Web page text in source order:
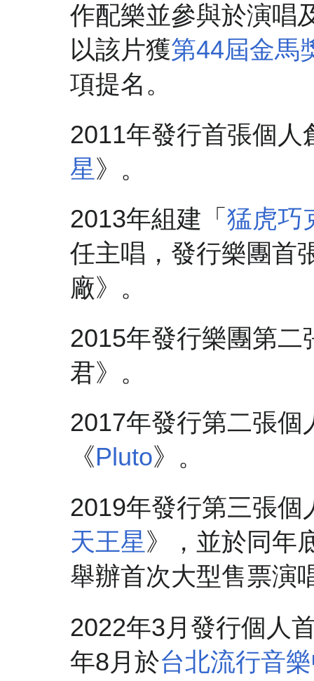
作配樂並參與於演唱
以該片獲第44屆金馬
項提名。
2011年發行首張個人
星》。
2013年組建「 猛虎巧
任主唱，發行樂團首
廠》。
2015年發行樂團第二
君》。
2017年發行第二張個
《Pluto》。
2019年發行第三張個
天王星》，並於同年
舉辦首次大型售票演
2022年3月發行個人
年8月於台北流行音